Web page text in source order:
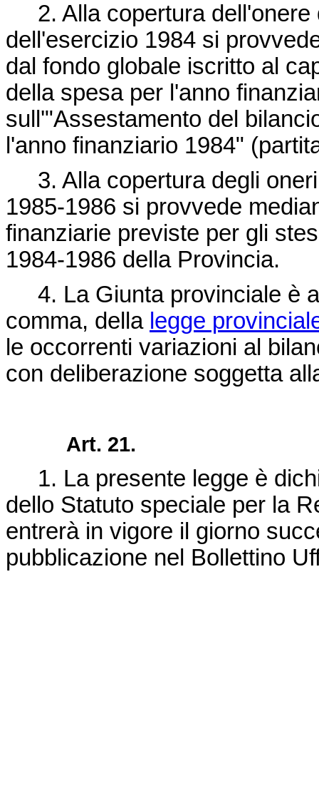
2. Alla copertura dell'onere
dell'esercizio 1984 si
dal fondo globale iscritto al
della spesa per l'anno
sull'"Assestamento del
l'anno finanziario 1984"
3. Alla copertura degli
1985-1986 si provvede
finanziarie previste per gli
1984-1986 della Provincia.
4. La Giunta provinciale è
comma, della legge
le occorrenti variazioni al
con deliberazione soggetta
Art. 21.
1. La presente legge è
dello Statuto speciale per la
entrerà in vigore il giorno
pubblicazione nel Bollettino